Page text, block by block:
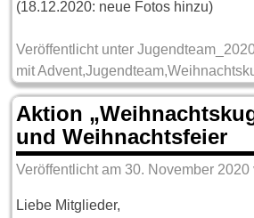
(18.12.2020: neue Fotos hinzu)
Veröffentlicht unter
mit Advent,Jugendteam,
Aktion
und Weihnachtsfeier
Veröffentlicht am30. November 2020
Liebe Mitglieder,